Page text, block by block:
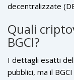
decentralizzate
familiarità con le
Quali
BGCI?
I dettagli esatti
pubblici, ma il